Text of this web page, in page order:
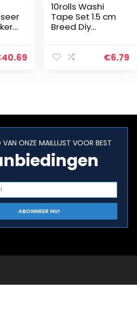
40.69
10rolls Washi
Tape Set 1.5 cm
Breed Diy
Decoratieve €6.79
ONZE MAILLIJST VOOR BEST